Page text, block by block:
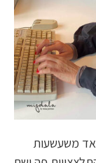
משעשעות